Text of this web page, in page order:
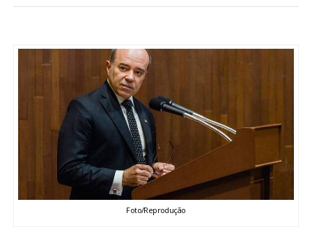
ESPORTES
ENTRETENIMENTO
Foto/Reprodução